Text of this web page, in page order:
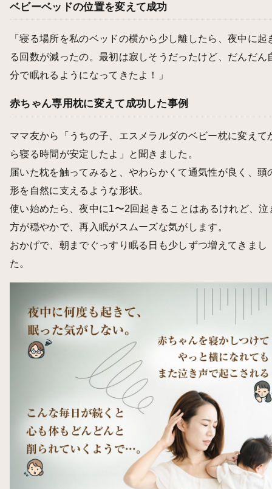
ベビーベッドの位置を変えて成功
「寝る場所を私のベッドの横から少し離したら、夜中に起
る回数が減ったの。最初は寂しそうだったけど、だんだん
分で眠れるようになってきたよ！」
赤ちゃん専用枕に変えて成功した事例
ママ友から「うちの子、エスメラルダのベビー枕に変えて
ら寝る時間が安定したよ」と聞きました。
届いた枕を触ってみると、やわらかくて通気性が良く、頭
形を自然に支えるような形状。
使い始めたら、夜中に1〜2回起きることはあるけれど、泣
方が穏やかで、再入眠がスムーズな気がします。
おかげで、朝までぐっすり眠る日も少しずつ増えてきまし
た。